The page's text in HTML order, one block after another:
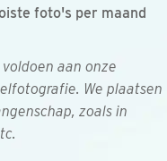
foto's per maand
aan onze
We plaatsen
zoals in